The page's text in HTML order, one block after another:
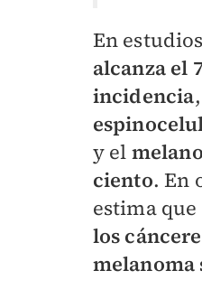
En
alcanza el
incidencia
y el
ciento. En
estima que
los
melanoma